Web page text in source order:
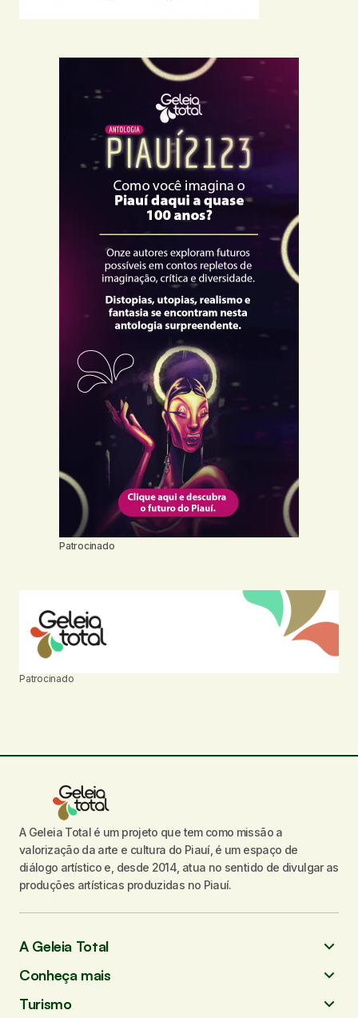
Patrocinado
Patrocinado
A Geleia Total é um projeto que tem como missão a
valorização da arte e cultura do Piauí, é um espaço de
diálogo artístico e, desde 2014, atua no sentido de divulgar as
produções artísticas produzidas no Piauí.
A Geleia Total
Conheça mais
Turismo